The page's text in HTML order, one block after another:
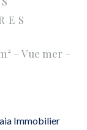
– Vue mer –
Immobilier